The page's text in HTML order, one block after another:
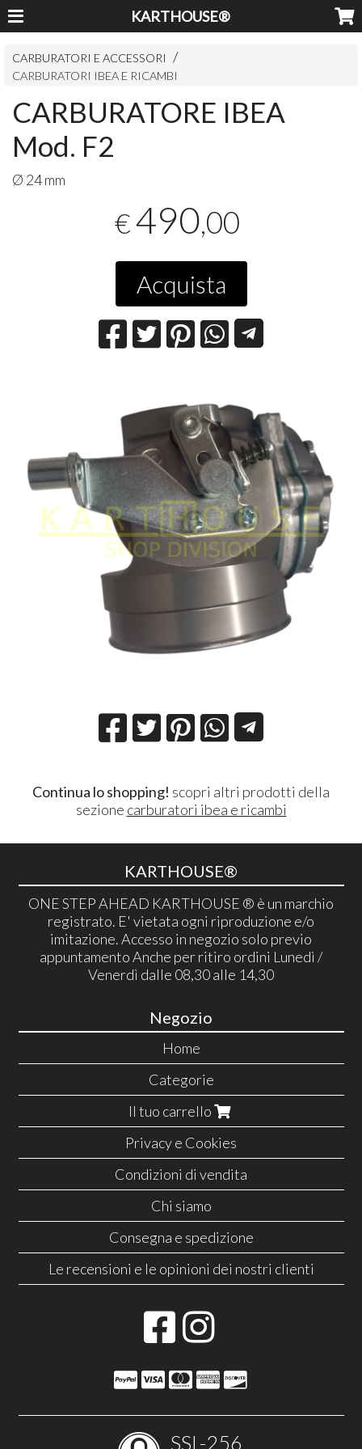
KARTHOUSE®
CARBURATORI E ACCESSORI
CARBURATORI IBEA E RICAMBI
CARBURATORE IBEA
Mod. F2
Ø 24 mm
€490,00
Acquista
Continua lo shopping! scopri altri prodotti della
sezione carburatori ibea e ricambi
KARTHOUSE®
ONE STEP AHEAD KARTHOUSE ® è un marchio
registrato. E' vietata ogni riproduzione e/o
imitazione. Accesso in negozio solo previo
appuntamento Anche per ritiro ordini Lunedì /
Venerdì dalle 08,30 alle 14,30
Negozio
Home
Categorie
Il tuo carrello
Privacy e Cookies
Condizioni di vendita
Chi siamo
Consegna e spedizione
Le recensioni e le opinioni dei nostri clienti
SSL-256